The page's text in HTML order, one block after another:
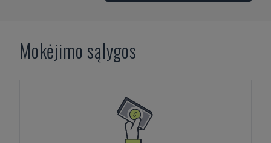
Mokėjimo sąlygos